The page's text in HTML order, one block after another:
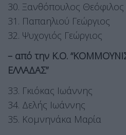
30. Ξανθόπουλος Θεόφιλος
31. Παπαηλιού Γεώργιος
32. Ψυχογιός Γεώργιος
– από την Κ.Ο.
ΕΛΛΑΔΑΣ”
33. Γκιόκας Ιωάννης
34. Δελής Ιωάννης
35. Κομνηνάκα Μαρία